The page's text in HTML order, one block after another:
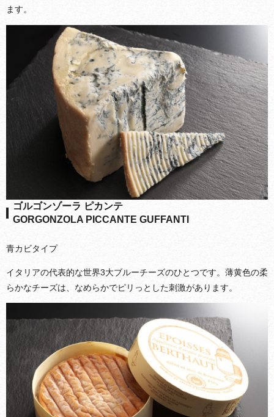
ます。
ゴルゴンゾーラ ピカンテ
GORGONZOLA PICCANTE GUFFANTI
青カビタイプ
イタリアの代表的な世界3大ブルーチーズのひとつです。薄黄色の柔
らかなチーズは、なめらかでピリっとした刺激があります。